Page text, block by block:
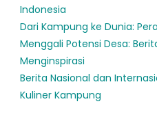
Indonesia
Dari Kampung ke Dunia:
Menggali Potensi Desa:
Menginspirasi
Berita Nasional dan
Kuliner Kampung